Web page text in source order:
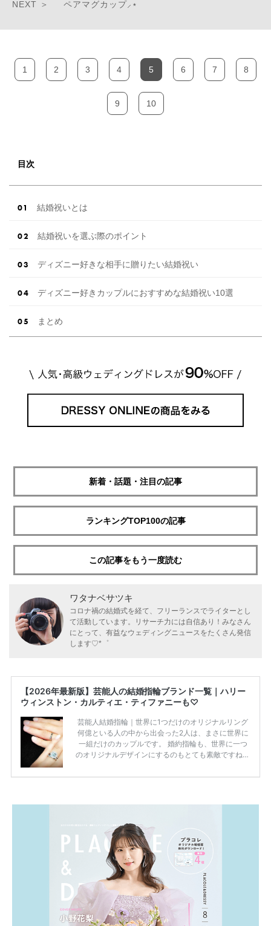
ペアマグカップ⸝⋆
1 2 3 4 5 6 7 8
9 10
目次
結婚祝いとは
結婚祝いを選ぶ際のポイント
ディズニー好きな相手に贈りたい結婚祝い
ディズニー好きカップルにおすすめな結婚祝い10選
まとめ
新着・話題・注目の記事
ランキングTOP100の記事
この記事をもう一度読む
ワタナベサツキ
コロナ禍の結婚式を経て、フリーランスでライターとし
て活動しています。リサーチ力には自信あり！みなさん
にとって、有益なウェディングニュースをたくさん発信
します♡*゜
【2026年最新版】芸能人の結婚指輪ブランド一覧｜ハリー
ウィンストン・カルティエ・ティファニーも♡
芸能人結婚指輪｜世界に1つだけのオリジナルリング
何億といる人の中から出会った2人は、まさに世界に
一組だけのカップルです。 婚約指輪も、世界に一つ
のオリジナルデザインにするのもとても素敵ですね♡
のを形にするのも想い出になります。 上戸彩さん・H
注品とのこと。 ダイヤモンドがたくさん散りばめら
続きを読む